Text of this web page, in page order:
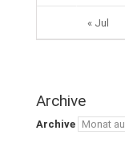
« Jul
Archive
Archive